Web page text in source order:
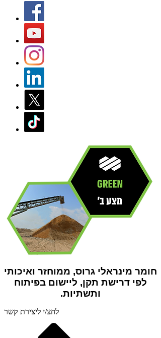
חומר מינראלי גרוס, ממוחזר ואיכותי
לפי דרישת תקן, ליישום בפיתוח
ותשתיות.
לחצ/י ליצירת קשר